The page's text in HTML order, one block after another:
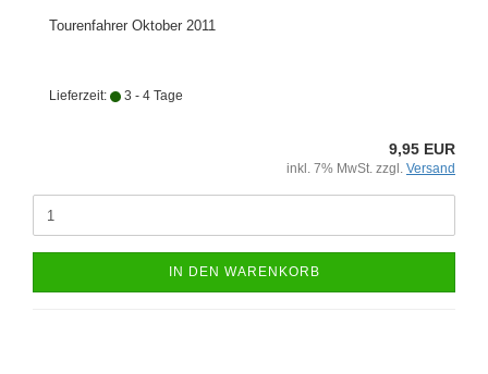
Tourenfahrer Oktober 2011
Lieferzeit: 3 - 4 Tage
9,95 EUR
inkl. 7% MwSt. zzgl. Versand
IN DEN WARENKORB